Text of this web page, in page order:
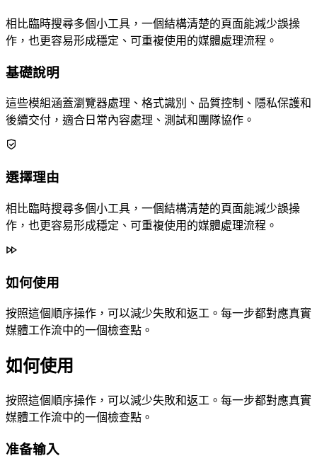
相比臨時搜尋多個小工具，一個結構清楚的頁面能減少誤操
作，也更容易形成穩定、可重複使用的媒體處理流程。
基礎說明
這些模組涵蓋瀏覽器處理、格式識別、品質控制、隱私保護和
後續交付，適合日常內容處理、測試和團隊協作。
選擇理由
相比臨時搜尋多個小工具，一個結構清楚的頁面能減少誤操
作，也更容易形成穩定、可重複使用的媒體處理流程。
如何使用
按照這個順序操作，可以減少失敗和返工。每一步都對應真實
媒體工作流中的一個檢查點。
如何使用
按照這個順序操作，可以減少失敗和返工。每一步都對應真實
媒體工作流中的一個檢查點。
准备输入